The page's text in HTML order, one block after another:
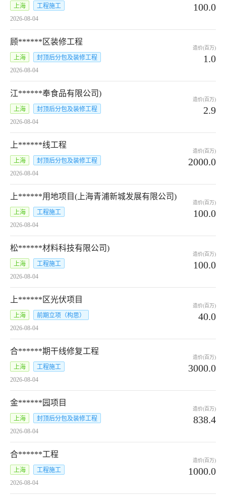
上海
工程施工
2026-08-04
100.0
顾******区装修工程
上海
封顶后分包及装修工程
2026-08-04
造价(百万)
1.0
江******奉食品有限公司)
上海
封顶后分包及装修工程
2026-08-04
造价(百万)
2.9
上******线工程
上海
封顶后分包及装修工程
2026-08-04
造价(百万)
2000.0
上******用地项目(上海青浦新城发展有限公司)
上海
工程施工
2026-08-04
造价(百万)
100.0
松******材料科技有限公司)
上海
工程施工
2026-08-04
造价(百万)
100.0
上******区光伏项目
上海
前期立项（构思）
2026-08-04
造价(百万)
40.0
合******期干线修复工程
上海
工程施工
2026-08-04
造价(百万)
3000.0
金******园项目
上海
封顶后分包及装修工程
2026-08-04
造价(百万)
838.4
合******工程
上海
工程施工
2026-08-04
造价(百万)
1000.0